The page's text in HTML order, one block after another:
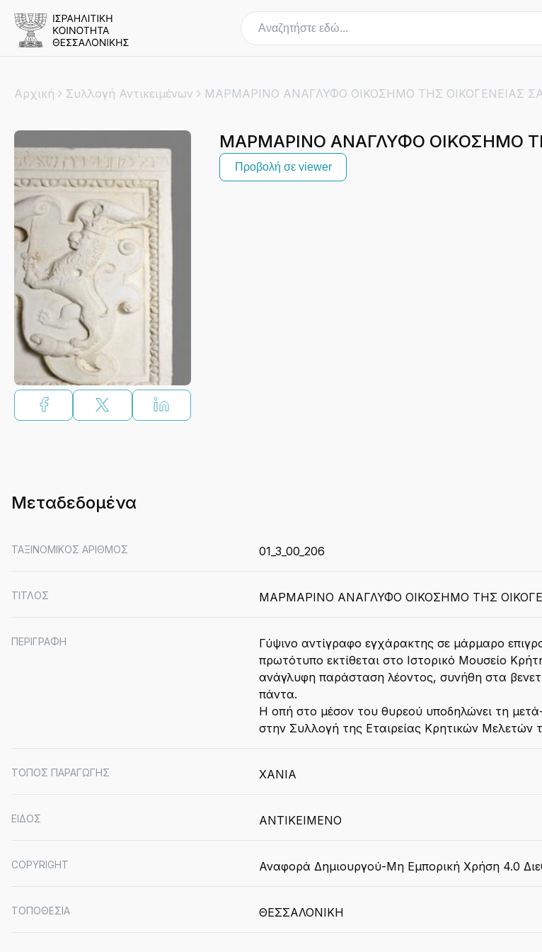
Αρχική Συλλογή Αντικειμένων
ΜΑΡΜΑΡΙΝΟ ΑΝΑΓΛΥΦΟ ΟΙΚΟΣΗΜΟ
Προβολή σε viewer
Μεταδεδομένα
ΤΑΞΙΝΟΜΙΚΟΣ ΑΡΙΘΜΟΣ 01_3_00_206
ΤΙΤΛΟΣ ΜΑΡΜΑΡΙΝΟ ΑΝΑΓΛΥΦΟ ΟΙΚΟΣΗΜΟ ΤΗΣ
ΠΕΡΙΓΡΑΦΗ
Γύψινο αντίγραφο εγχάρακτης σε μάρμαρο
πρωτότυπο εκτίθεται στο Ιστορικό Μουσείο
ανάγλυφη παράσταση λέοντος, συνήθη στα
πάντα.
Η οπή στο μέσον του θυρεού υποδηλώνει τη
στην Συλλογή της Εταιρείας Κρητικών Μελετών
ΤΟΠΟΣ ΠΑΡΑΓΩΓΗΣ ΧΑΝΙΑ
ΕΙΔΟΣ ΑΝΤΙΚΕΙΜΕΝΟ
COPYRIGHT Αναφορά Δημιουργού-Μη Εμπορική Χρήση 4.0
ΤΟΠΟΘΕΣΙΑ ΘΕΣΣΑΛΟΝΙΚΗ